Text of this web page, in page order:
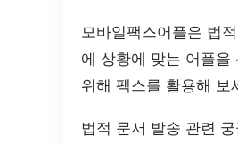
모바일팩스어플은 법
에 상황에 맞는 어플을
위해 팩스를 활용해 보
법적 문서 발송 관련